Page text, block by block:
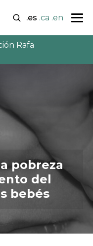
.es .ca .en
Rafa
pobreza
del
bebés